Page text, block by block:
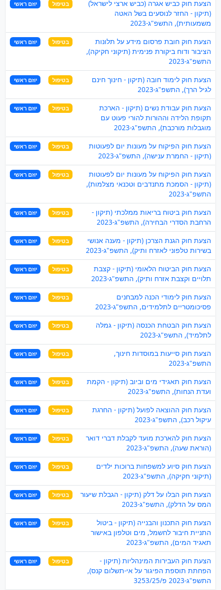
הצעת חוק כביש אגרה (כביש ארצי לישראל)
(תיקון - החזר לנוסעים בשל האטה
משמעותית), התשפ"ג-2023
בטיפול יוזם ראשי
הצעת חוק חובת פרסום מידע על תלונות
הציבור ודוח ביקורת פנימית (תיקוני חקיקה),
התשפ"ג-2023
בטיפול יוזם ראשי
הצעת חוק לימוד חובה (תיקון - חינוך חינם
לגיל הרך), התשפ"ג-2023
בטיפול יוזם ראשי
הצעת חוק עבודת נשים (תיקון - הארכת
תקופת הלידה וההורות להורי פעוט עם
מוגבלות מורכבת), התשפ"ג-2023
בטיפול יוזם ראשי
הצעת חוק הפיקוח על מעונות יום לפעוטות
(תיקון - החמרת ענישה), התשפ"ג-2023
בטיפול יוזם ראשי
הצעת חוק הפיקוח על מעונות יום לפעוטות
(תיקון - הסמכת מתנדבים וטכנאי מצלמות),
התשפ"ג-2023
בטיפול יוזם ראשי
הצעת חוק ביטוח בריאות ממלכתי (תיקון -
הרחבת הסדרי הבחירה), התשפ"ג-2023
בטיפול יוזם ראשי
הצעת חוק הגנת הצרכן (תיקון - מענה אנושי
בשירות טלפוני לאזרח ותיק), התשפ"ג-2023
בטיפול יוזם ראשי
הצעת חוק הביטוח הלאומי (תיקון - קצבת
תלויים וקצבת אזרח ותיק), התשפ"ג-2023
בטיפול יוזם ראשי
הצעת חוק לימודי הכנה למבחנים
פסיכומטריים לתלמידים, התשפ"ג-2023
בטיפול יוזם ראשי
הצעת חוק הבטחת הכנסה (תיקון - גמלה
לתלמיד), התשפ"ג-2023
בטיפול יוזם ראשי
הצעת חוק סייעות במוסדות חינוך,
התשפ"ג-2023
בטיפול יוזם ראשי
הצעת חוק תאגידי מים וביוב (תיקון - הקמת
ועדת הנחות), התשפ"ג-2023
בטיפול יוזם ראשי
הצעת חוק ההוצאה לפועל (תיקון - החרגת
עיקול רכב), התשפ"ג-2023
בטיפול יוזם ראשי
הצעת חוק להארכת מועד לקבלת דברי דואר
(הוראת שעה), התשפ"ג-2023
בטיפול יוזם ראשי
הצעת חוק סיוע למשפחות ברוכות ילדים
(תיקוני חקיקה), התשפ"ג-2023
בטיפול יוזם ראשי
הצעת חוק הבלו על דלק (תיקון - הגבלת שיעור
המס על הדלק), התשפ"ג-2023
בטיפול יוזם ראשי
הצעת חוק התכנון והבנייה (תיקון - ביטול
התניית חיבור לחשמל, מים וטלפון באישור
תאגיד המים), התשפ"ג-2023
בטיפול יוזם ראשי
הצעת חוק העבירות המינהליות (תיקון -
הפחתת תוספת הפיגור על אי-תשלום קנס),
התשפ"ג-2023 פ/3253/25
בטיפול יוזם ראשי